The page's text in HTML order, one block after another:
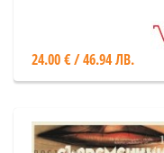
24.00 € / 46.94 ЛВ.